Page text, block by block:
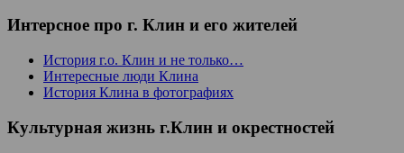
Интерсное про г. Клин и его жителей
История г.о. Клин и не только…
Интересные люди Клина
История Клина в фотографиях
Культурная жизнь г.Клин и окрестностей